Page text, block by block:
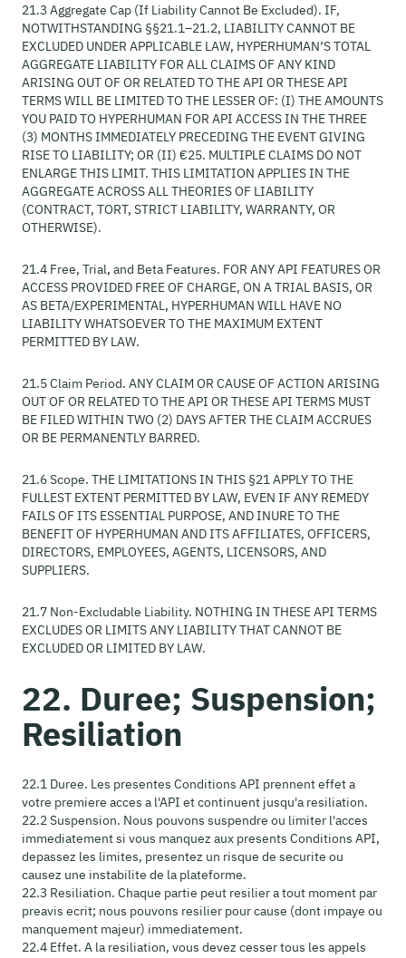
21.3 Aggregate Cap (If Liability Cannot Be Excluded). IF,
NOTWITHSTANDING §§21.1–21.2, LIABILITY CANNOT BE
EXCLUDED UNDER APPLICABLE LAW, HYPERHUMAN’S TOTAL
AGGREGATE LIABILITY FOR ALL CLAIMS OF ANY KIND
ARISING OUT OF OR RELATED TO THE API OR THESE API
TERMS WILL BE LIMITED TO THE LESSER OF: (I) THE AMOUNTS
YOU PAID TO HYPERHUMAN FOR API ACCESS IN THE THREE
(3) MONTHS IMMEDIATELY PRECEDING THE EVENT GIVING
RISE TO LIABILITY; OR (II) €25. MULTIPLE CLAIMS DO NOT
ENLARGE THIS LIMIT. THIS LIMITATION APPLIES IN THE
AGGREGATE ACROSS ALL THEORIES OF LIABILITY
(CONTRACT, TORT, STRICT LIABILITY, WARRANTY, OR
OTHERWISE).
21.4 Free, Trial, and Beta Features. FOR ANY API FEATURES OR
ACCESS PROVIDED FREE OF CHARGE, ON A TRIAL BASIS, OR
AS BETA/EXPERIMENTAL, HYPERHUMAN WILL HAVE NO
LIABILITY WHATSOEVER TO THE MAXIMUM EXTENT
PERMITTED BY LAW.
21.5 Claim Period. ANY CLAIM OR CAUSE OF ACTION ARISING
OUT OF OR RELATED TO THE API OR THESE API TERMS MUST
BE FILED WITHIN TWO (2) DAYS AFTER THE CLAIM ACCRUES
OR BE PERMANENTLY BARRED.
21.6 Scope. THE LIMITATIONS IN THIS §21 APPLY TO THE
FULLEST EXTENT PERMITTED BY LAW, EVEN IF ANY REMEDY
FAILS OF ITS ESSENTIAL PURPOSE, AND INURE TO THE
BENEFIT OF HYPERHUMAN AND ITS AFFILIATES, OFFICERS,
DIRECTORS, EMPLOYEES, AGENTS, LICENSORS, AND
SUPPLIERS.
21.7 Non-Excludable Liability. NOTHING IN THESE API TERMS
EXCLUDES OR LIMITS ANY LIABILITY THAT CANNOT BE
EXCLUDED OR LIMITED BY LAW.
22. Duree; Suspension;
Resiliation
22.1 Duree. Les presentes Conditions API prennent effet a
votre premiere acces a l'API et continuent jusqu'a resiliation.
22.2 Suspension. Nous pouvons suspendre ou limiter l'acces
immediatement si vous manquez aux presents Conditions API,
depassez les limites, presentez un risque de securite ou
causez une instabilite de la plateforme.
22.3 Resiliation. Chaque partie peut resilier a tout moment par
preavis ecrit; nous pouvons resilier pour cause (dont impaye ou
manquement majeur) immediatement.
22.4 Effet. A la resiliation, vous devez cesser tous les appels